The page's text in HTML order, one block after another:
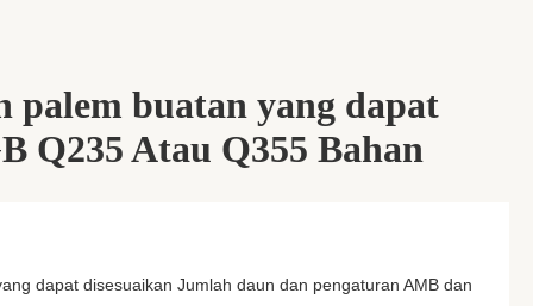
palem buatan yang dapat
Q235 Atau Q355 Bahan
dapat disesuaikan Jumlah daun dan pengaturan AMB dan